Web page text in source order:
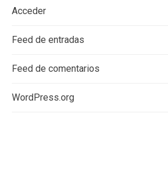
Acceder
Feed de entradas
Feed de comentarios
WordPress.org